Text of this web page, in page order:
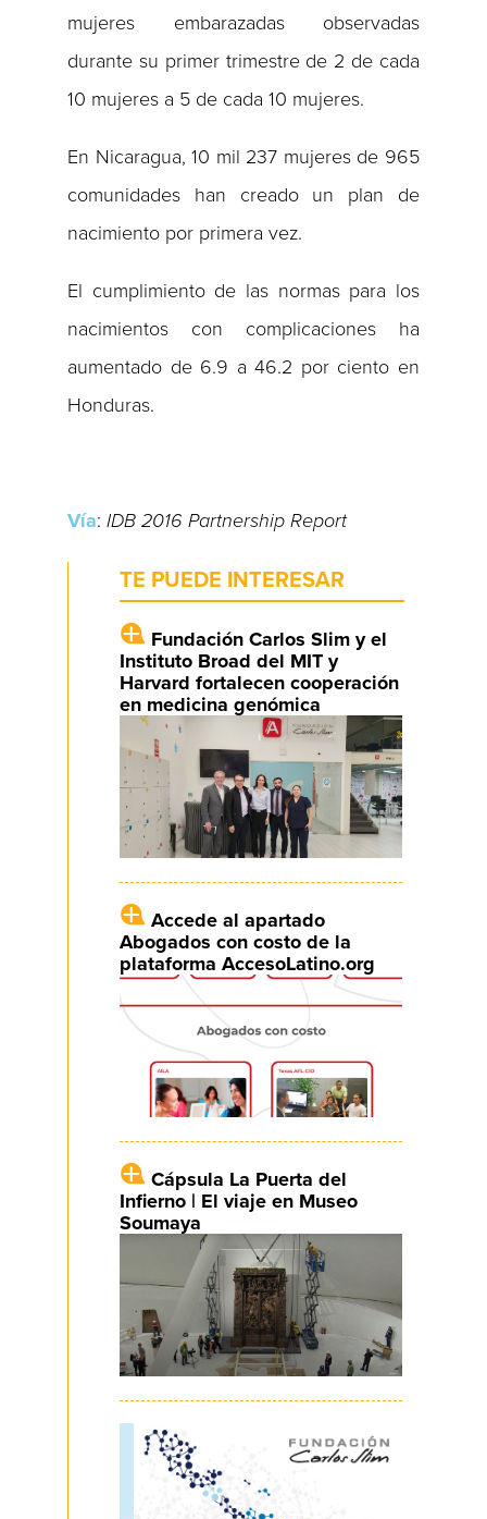
mujeres embarazadas observadas
durante su primer trimestre de 2 de cada
10 mujeres a 5 de cada 10 mujeres.
En Nicaragua, 10 mil 237 mujeres de 965
comunidades han creado un plan de
nacimiento por primera vez.
El cumplimiento de las normas para los
nacimientos con complicaciones ha
aumentado de 6.9 ​​a 46.2 por ciento en
Honduras.
Vía:IDB 2016 Partnership Report
TE PUEDE INTERESAR
Fundación Carlos Slim y el
Instituto Broad del MIT y
Harvard fortalecen cooperación
en medicina genómica
Accede al apartado
Abogados con costo de la
plataforma AccesoLatino.org
Cápsula La Puerta del
Infierno | El viaje en Museo
Soumaya